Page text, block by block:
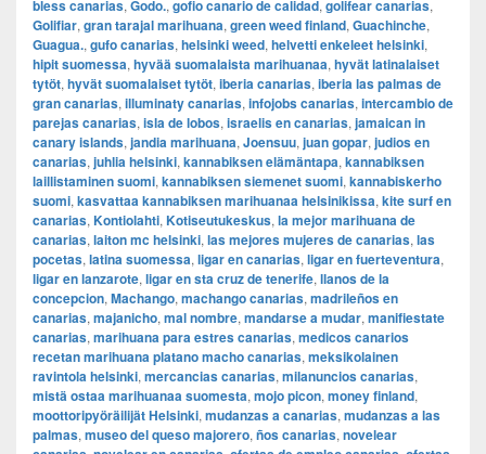
bless canarias, Godo., gofio canario de calidad, golifear canarias,
Golifiar, gran tarajal marihuana, green weed finland, Guachinche,
Guagua., gufo canarias, helsinki weed, helvetti enkeleet helsinki,
hipit suomessa, hyvää suomalaista marihuanaa, hyvät latinalaiset
tytöt, hyvät suomalaiset tytöt, iberia canarias, iberia las palmas de
gran canarias, illuminaty canarias, infojobs canarias, intercambio de
parejas canarias, isla de lobos, israelis en canarias, jamaican in
canary islands, jandia marihuana, Joensuu, juan gopar, judios en
canarias, juhlia helsinki, kannabiksen elämäntapa, kannabiksen
laillistaminen suomi, kannabiksen siemenet suomi, kannabiskerho
suomi, kasvattaa kannabiksen marihuanaa helsinikissa, kite surf en
canarias, Kontiolahti, Kotiseutukeskus, la mejor marihuana de
canarias, laiton mc helsinki, las mejores mujeres de canarias, las
pocetas, latina suomessa, ligar en canarias, ligar en fuerteventura,
ligar en lanzarote, ligar en sta cruz de tenerife, llanos de la
concepcion, Machango, machango canarias, madrileños en
canarias, majanicho, mal nombre, mandarse a mudar, manifiestate
canarias, marihuana para estres canarias, medicos canarios
recetan marihuana platano macho canarias, meksikolainen
ravintola helsinki, mercancias canarias, milanuncios canarias,
mistä ostaa marihuanaa suomesta, mojo picon, money finland,
moottoripyöräilijät Helsinki, mudanzas a canarias, mudanzas a las
palmas, museo del queso majorero, ños canarias, novelear